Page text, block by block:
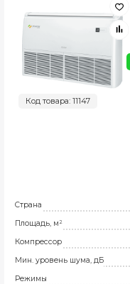
Код товара: 11147
Страна
Площадь, м²
Компрессор
Мин. уровень шума, дБ
Режимы